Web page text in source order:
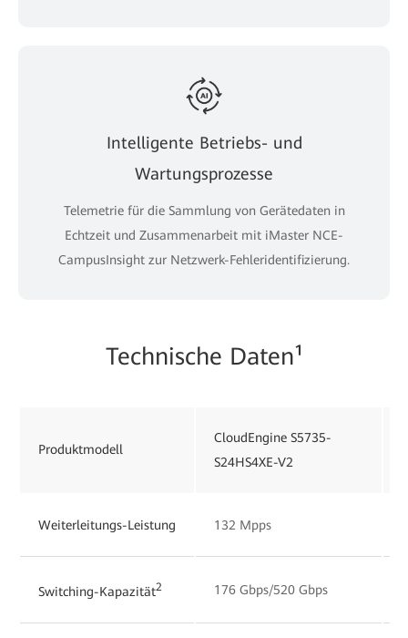
Intelligente Betriebs- und
Wartungsprozesse
Telemetrie für die Sammlung von Gerätedaten in
Echtzeit und Zusammenarbeit mit iMaster NCE-
CampusInsight zur Netzwerk-Fehleridentifizierung.
Technische Daten¹
Produktmodell
CloudEngine S5735-
S24HS4XE-V2
Weiterleitungs-Leistung 132 Mpps
Switching-Kapazität2 176 Gbps/520 Gbps